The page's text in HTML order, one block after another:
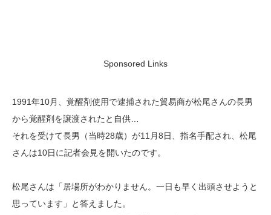
Sponsored Links
1991年10月、覚醒剤使用で逮捕された貿易商が松尾さんの長男
から覚醒剤を譲渡されたと自供…
それを受けて長男（当時28歳）が11月8日、指名手配され、松尾
さんは10日に記者会見を開いたのです。
松尾さんは「居場所がわかりません。一日も早く出頭させようと
思っています」と答えました。